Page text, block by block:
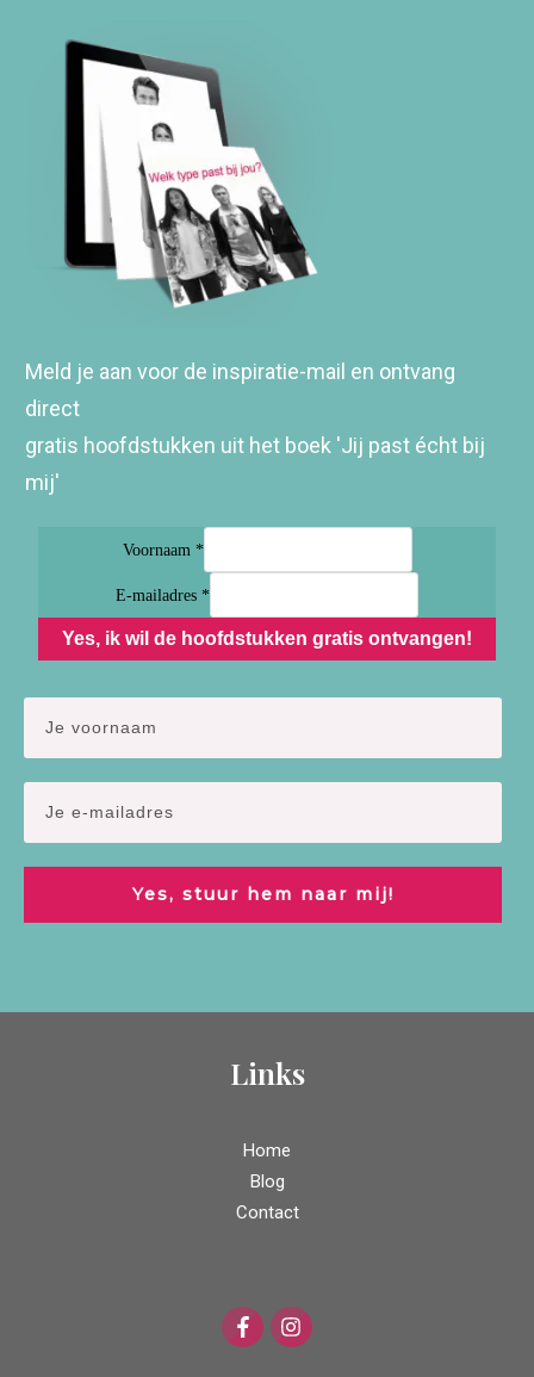
Meld je aan voor de inspiratie-mail en ontvang
direct
gratis hoofdstukken uit het boek 'Jij past écht bij
mij'
Voornaam *
E-mailadres *
Yes, ik wil de hoofdstukken gratis ontvangen!
Yes, stuur hem naar mij!
Links
Home
Blog
Contact